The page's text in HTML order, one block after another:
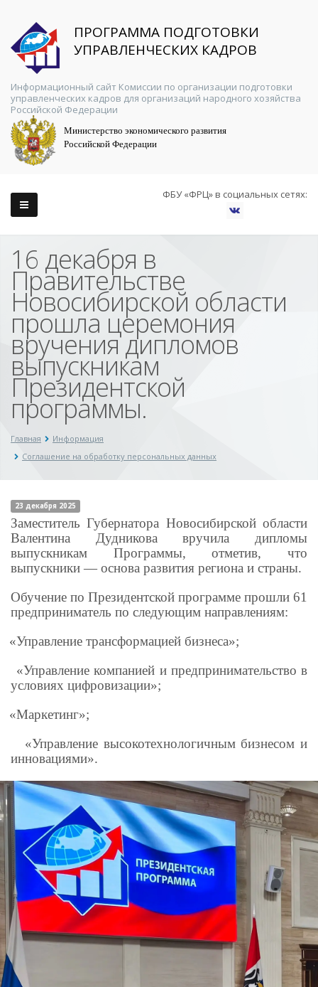
ПРОГРАММА ПОДГОТОВКИ
УПРАВЛЕНЧЕСКИХ КАДРОВ
Информационный сайт Комиссии по организации подготовки
управленческих кадров для организаций народного хозяйства
Российской Федерации
Министерство экономического развития
Российской Федерации
ФБУ «ФРЦ» в социальных сетях:
16 декабря в
Правительстве
Новосибирской области
прошла церемония
вручения дипломов
выпускникам
Президентской
программы.
Главная
Информация
Соглашение на обработку персональных данных
23 декабря 2025
Заместитель Губернатора Новосибирской области
Валентина Дудникова вручила дипломы
выпускникам Программы, отметив, что
выпускники — основа развития региона и страны.
Обучение по Президентской программе прошли 61
предприниматель по следующим направлениям:
«Управление трансформацией бизнеса»;
«Управление компанией и предпринимательство в
условиях цифровизации»;
«Маркетинг»;
«Управление высокотехнологичным бизнесом и
инновациями».